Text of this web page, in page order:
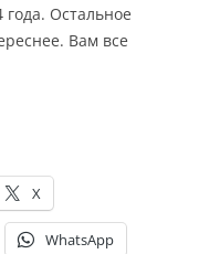
года. Остальное
Вам все
X
WhatsApp